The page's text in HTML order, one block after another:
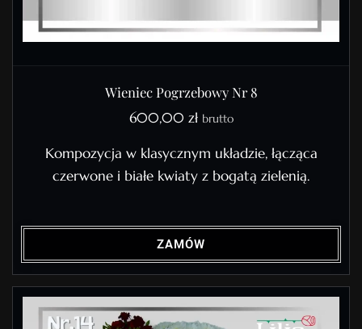
Wieniec Pogrzebowy Nr 8
600,00 zł brutto
Kompozycja w klasycznym układzie, łącząca
czerwone i białe kwiaty z bogatą zielenią.
ZAMÓW